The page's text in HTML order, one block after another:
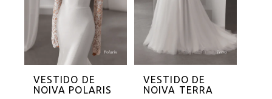
VESTIDO DE
NOIVA POLARIS
VESTIDO DE
NOIVA TERRA